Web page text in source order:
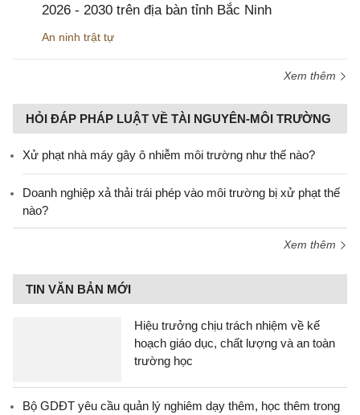
2026 - 2030 trên địa bàn tỉnh Bắc Ninh
An ninh trật tự
Xem thêm
HỎI ĐÁP PHÁP LUẬT VỀ TÀI NGUYÊN-MÔI TRƯỜNG
Xử phạt nhà máy gây ô nhiễm môi trường như thế nào?
Doanh nghiệp xả thải trái phép vào môi trường bị xử phạt thế
nào?
Xem thêm
TIN VĂN BẢN MỚI
Hiệu trưởng chịu trách nhiệm về kế
hoạch giáo dục, chất lượng và an toàn
trường học
Bộ GDĐT yêu cầu quản lý nghiêm dạy thêm, học thêm trong